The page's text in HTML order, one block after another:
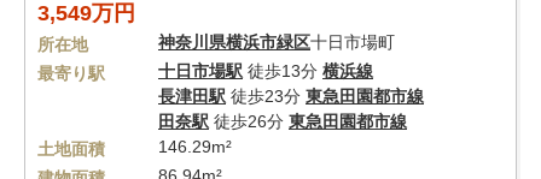
3,549万円
所在地 神奈川県横浜市緑区十日市場町
最寄り駅
十日市場駅 徒歩13分 横浜線
長津田駅 徒歩23分 東急田園都市線
田奈駅 徒歩26分 東急田園都市線
土地面積
146.29m²